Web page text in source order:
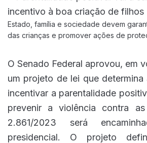
Estado, família e sociedade devem
das crianças e promover ações de
O Senado Federal aprovou, em
um projeto de lei que
incentivar a parentalidade
prevenir a violência contra
2.861/2023 será
presidencial. O projeto